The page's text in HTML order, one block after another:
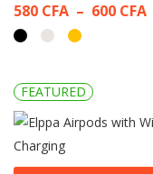
sur 5
580 CFA – 600 CFA
FEATURED